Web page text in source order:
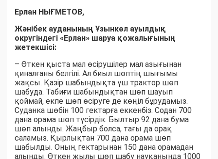
Ерлан НЫҒМЕТОВ,
Жәнібек ауданының Ұзынкөл ауылдық
округіндегі «Ерлан» шаруа қожалығының
жетекшісі:
– Өткен қыста мал өсірушілер мал азығынан
қиналғаны белгілі. Ал биыл шөптің шығымы
жақсы. Қазір шабындықта үш трактор шөп
шабуда. Табиғи шабындықтан шөп шауып
қоймай, екпе шөп өсіруге де көңіл бұрудамыз.
Суданка шөбін 100 гектарға еккенбіз. Содан 700
дана орама шөп түсірдік. Былтыр 92 дана бума
шөп алынды. Жаңбыр болса, тағы да орақ
саламыз. Қырлықтан 700 дана орама шөп
шабылды. Оның гектарынан 150 дана орамадан
алынды. Өткен жылы шөп шабу науқанында 1000